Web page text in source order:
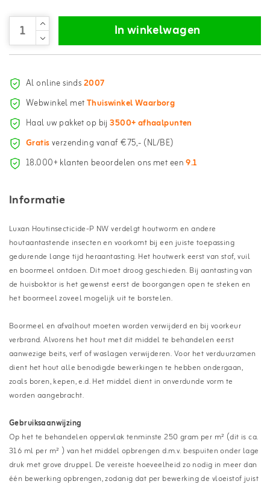
In winkelwagen
Al online sinds2007
Webwinkel metThuiswinkel Waarborg
Haal uw pakket op bij3500+ afhaalpunten
Gratisverzending vanaf €75,- (NL/BE)
18.000+ klanten beoordelen ons met een9.1
Informatie
Luxan Houtinsecticide-P NW verdelgt houtworm en andere
houtaantastende insecten en voorkomt bij een juiste toepassing
gedurende lange tijd heraantasting. Het houtwerk eerst van stof, vuil
en boormeel ontdoen. Dit moet droog geschieden. Bij aantasting van
de huisboktor is het gewenst eerst de boorgangen open te steken en
het boormeel zoveel mogelijk uit te borstelen.
Boormeel en afvalhout moeten worden verwijderd en bij voorkeur
verbrand. Alvorens het hout met dit middel te behandelen eerst
aanwezige beits, verf of waslagen verwijderen. Voor het verduurzamen
dient het hout alle benodigde bewerkingen te hebben ondergaan,
zoals boren, kepen, e.d. Het middel dient in onverdunde vorm te
worden aangebracht.
Gebruiksaanwijzing
Op het te behandelen oppervlak tenminste 250 gram per m² (dit is ca.
316 ml per m² ) van het middel opbrengen d.m.v. bespuiten onder lage
druk met grove druppel. De vereiste hoeveelheid zo nodig in meer dan
één bewerking opbrengen, zodanig dat per bewerking de vloeistof juist